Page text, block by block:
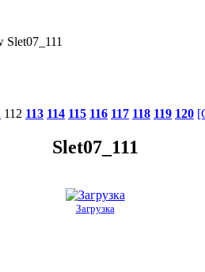
Slet07_111
112 113 114 115 116 117 118 119 120
Slet07_111
Загрузка